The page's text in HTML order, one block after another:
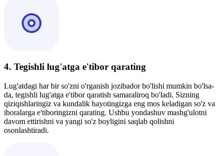
4. Tegishli lug'atga e'tibor qarating
Lug'atdagi har bir so'zni o'rganish jozibador bo'lishi mumkin bo'lsa-
da, tegishli lug'atga e'tibor qaratish samaraliroq bo'ladi. Sizning
qiziqishlaringiz va kundalik hayotingizga eng mos keladigan so'z va
iboralarga e'tiboringizni qarating. Ushbu yondashuv mashg'ulotni
davom ettirishni va yangi so'z boyligini saqlab qolishni
osonlashtiradi.